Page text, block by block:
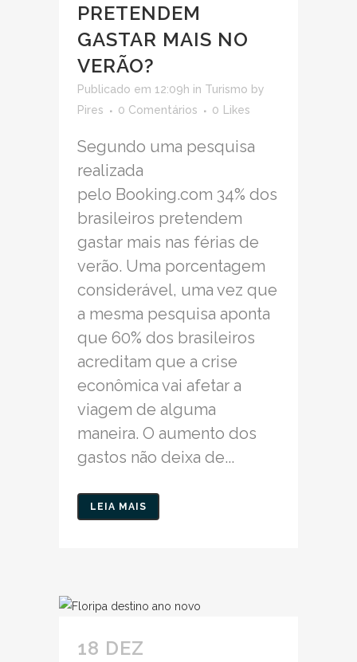
PRETENDEM
GASTAR MAIS NO
VERÃO?
Publicado em 12:09h in Turismo by
Pires
0 Comentários 0 Likes
Segundo uma pesquisa
realizada
pelo Booking.com 34% dos
brasileiros pretendem
gastar mais nas férias de
verão. Uma porcentagem
considerável, uma vez que
a mesma pesquisa aponta
que 60% dos brasileiros
acreditam que a crise
econômica vai afetar a
viagem de alguma
maneira. O aumento dos
gastos não deixa de...
LEIA MAIS
18 DEZ